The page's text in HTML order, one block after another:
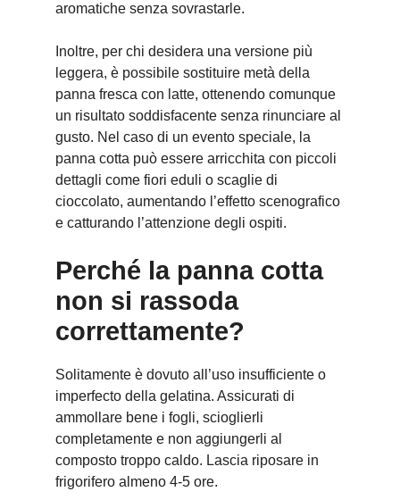
aromatiche senza sovrastarle.
Inoltre, per chi desidera una versione più
leggera, è possibile sostituire metà della
panna fresca con latte, ottenendo comunque
un risultato soddisfacente senza rinunciare al
gusto. Nel caso di un evento speciale, la
panna cotta può essere arricchita con piccoli
dettagli come fiori eduli o scaglie di
cioccolato, aumentando l’effetto scenografico
e catturando l’attenzione degli ospiti.
Perché la panna cotta
non si rassoda
correttamente?
Solitamente è dovuto all’uso insufficiente o
imperfecto della gelatina. Assicurati di
ammollare bene i fogli, scioglierli
completamente e non aggiungerli al
composto troppo caldo. Lascia riposare in
frigorifero almeno 4-5 ore.